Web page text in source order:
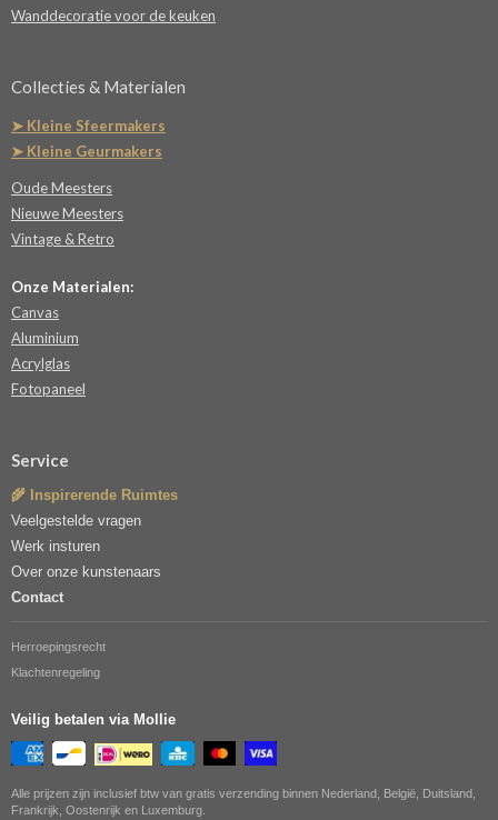
Wanddecoratie voor de keuken
Collecties & Materialen
➤ Kleine Sfeermakers
➤ Kleine Geurmakers
Oude Meesters
Nieuwe Meesters
Vintage & Retro
Onze Materialen:
Canvas
Aluminium
Acrylglas
Fotopaneel
Service
🌾 Inspirerende Ruimtes
Veelgestelde vragen
Werk insturen
Over onze kunstenaars
Contact
Herroepingsrecht
Klachtenregeling
Veilig betalen via Mollie
Alle prijzen zijn inclusief btw van gratis verzending binnen Nederland, België, Duitsland,
Frankrijk, Oostenrijk en Luxemburg.